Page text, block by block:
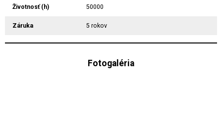
Životnosť (h) 50000
Záruka 5 rokov
Fotogaléria